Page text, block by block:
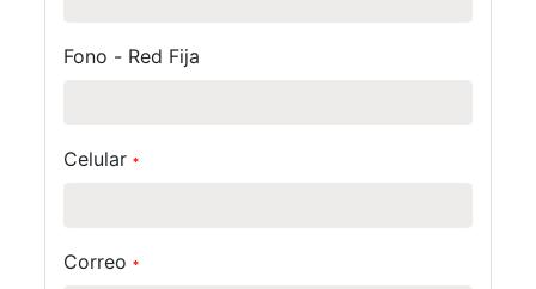
Fono - Red Fija
Celular*
Correo*